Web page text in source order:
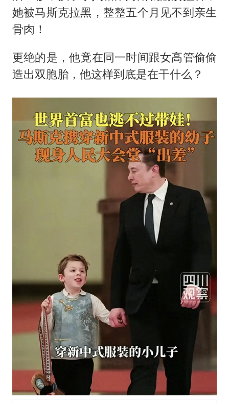
四预警齐发！双台风影响多个海域
她被马斯克拉黑，整整五个月见不到亲生
骨肉！
更绝的是，他竟在同一时间跟女高管偷偷
造出双胞胎，他这样到底是在干什么？